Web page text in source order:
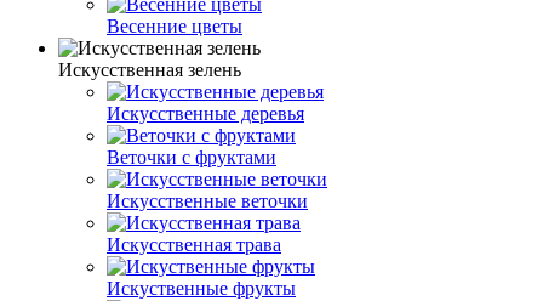
Весенние цветы
Искусственная зелень
Искусственные деревья
Веточки с фруктами
Искусственные веточки
Искусственная трава
Искуственные фрукты